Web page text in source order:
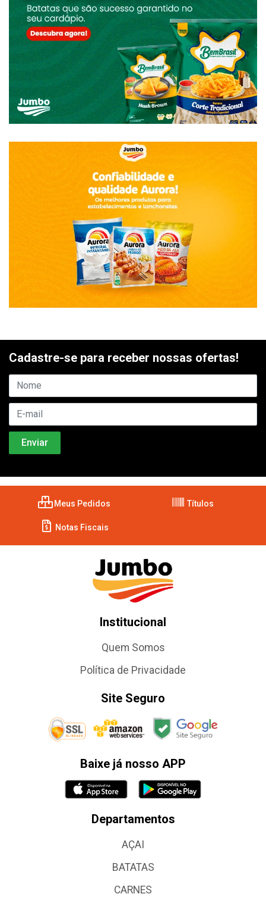
Cadastre-se para receber nossas ofertas!
Meus Pedidos Títulos
Notas Fiscais
Institucional
Quem Somos
Política de Privacidade
Site Seguro
Baixe já nosso APP
Departamentos
AÇAI
BATATAS
CARNES